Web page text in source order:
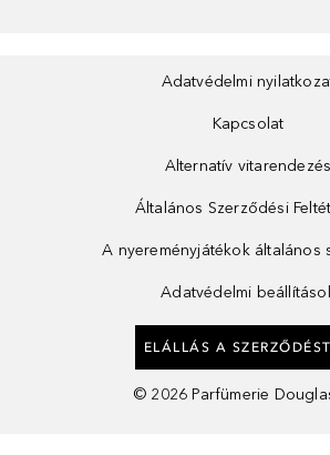
Adatvédelmi
Kapcsolat
Alternatív vitarendezés
Általános Szerződési
A nyereményjátékok általános
Adatvédelmi
ELÁLLÁS A
© 2026 Parfümerie